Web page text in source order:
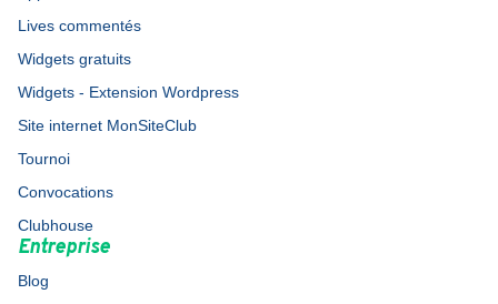
Lives commentés
Widgets gratuits
Widgets - Extension Wordpress
Site internet MonSiteClub
Tournoi
Convocations
Clubhouse
Entreprise
Blog